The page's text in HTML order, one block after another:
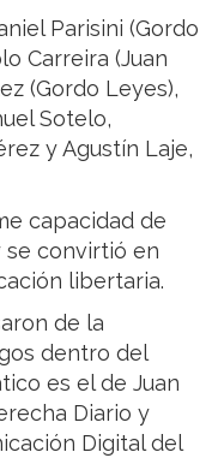
Parisini (Gordo
Carreira (Juan
(Gordo Leyes),
Sotelo,
y Agustín Laje,
capacidad de
se convirtió en
libertaria.
de la
dentro del
es el de Juan
Diario y
Digital del